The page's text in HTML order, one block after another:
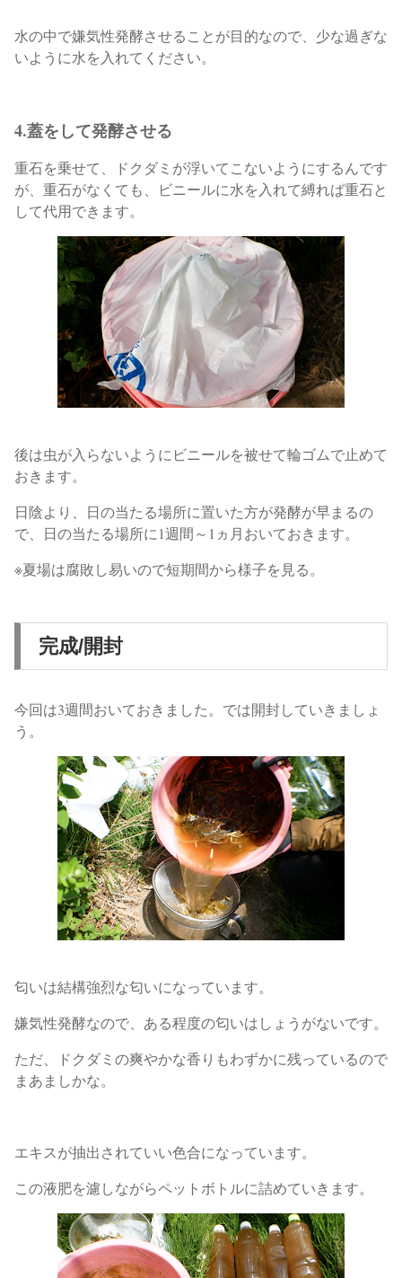
水の中で嫌気性発酵させることが目的なので、少な過ぎな
いように水を入れてください。
4.蓋をして発酵させる
重石を乗せて、ドクダミが浮いてこないようにするんです
が、 重石がなくても、ビニールに水を入れて縛れば重石と
して代用できます。
後は虫が入らないようにビニールを被せて輪ゴムで止めて
おきます。
日陰より、日の当たる場所に置いた方が発酵が早まるの
で、日の当たる場所に1週間～1ヵ月おいておきます。
※夏場は腐敗し易いので短期間から様子を見る。
完成/開封
今回は3週間おいておきました。では開封していきましょ
う。
匂いは結構強烈な匂いになっています。
嫌気性発酵なので、ある程度の匂いはしょうがないです。
ただ、ドクダミの爽やかな香りもわずかに残っているので
まあましかな。
エキスが抽出されていい色合になっています。
この液肥を濾しながらペットボトルに詰めていきます。